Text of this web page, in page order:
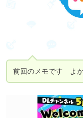
前回のメモです　よ